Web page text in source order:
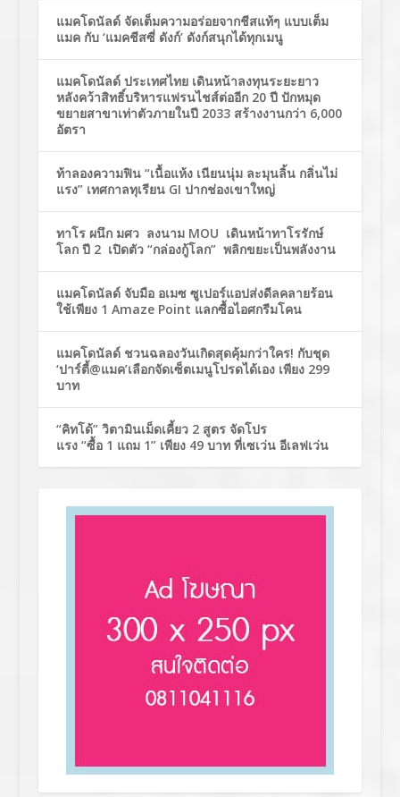
แมคโดนัลด์ จัดเต็มความอร่อยจากชีสแท้ๆ แบบเต็ม
แมค กับ ‘แมคชีสซี่ ดังก์’ ดังก์สนุกได้ทุกเมนู
แมคโดนัลด์ ประเทศไทย เดินหน้าลงทุนระยะยาว
หลังคว้าสิทธิ์บริหารแฟรนไชส์ต่ออีก 20 ปี ปักหมุด
ขยายสาขาเท่าตัวภายในปี 2033 สร้างงานกว่า 6,000
อัตรา
ท้าลองความฟิน “เนื้อแห้ง เนียนนุ่ม ละมุนลิ้น กลิ่นไม่
แรง” เทศกาลทุเรียน GI ปากช่องเขาใหญ่
ทาโร ผนึก มศว ลงนาม MOU เดินหน้าทาโรรักษ์
โลก ปี 2 เปิดตัว “กล่องกู้โลก” พลิกขยะเป็นพลังงาน
แมคโดนัลด์ จับมือ อเมซ ซูเปอร์แอปส่งดีลคลายร้อน
ใช้เพียง 1 Amaze Point แลกซื้อไอศกรีมโคน
แมคโดนัลด์ ชวนฉลองวันเกิดสุดคุ้มกว่าใคร! กับชุด
‘ปาร์ตี้@แมค’เลือกจัดเซ็ตเมนูโปรดได้เอง เพียง 299
บาท
“คิทโด้” วิตามินเม็ดเคี้ยว 2 สูตร จัดโปร
แรง “ซื้อ 1 แถม 1” เพียง 49 บาท ที่เซเว่น อีเลฟเว่น